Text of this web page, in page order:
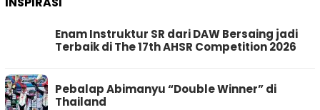
Enam Instruktur SR dari DAW Bersaing jadi
Terbaik di The 17th AHSR Competition 2026
Pebalap Abimanyu “Double Winner” di
Thailand